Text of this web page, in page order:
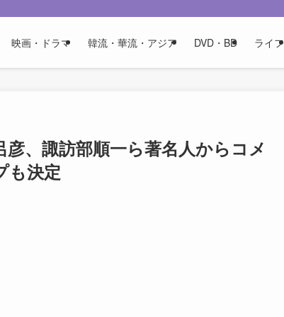
映画・ドラマ 韓流・華流・アジア DVD・BD ライフ
、諏訪部順一ら著名人からコメ
も決定